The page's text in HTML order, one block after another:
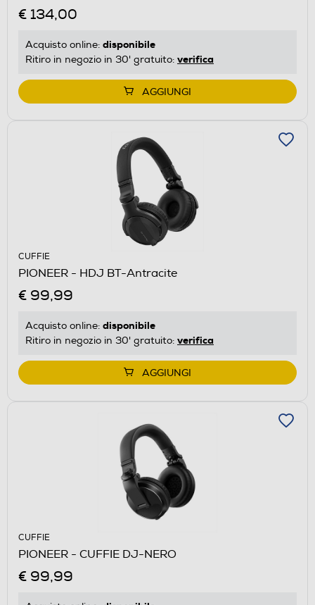
€ 134,00
Acquisto online: disponibile
Ritiro in negozio in 30' gratuito: verifica
AGGIUNGI
CUFFIE
PIONEER - HDJ BT-Antracite
€ 99,99
Acquisto online: disponibile
Ritiro in negozio in 30' gratuito: verifica
AGGIUNGI
CUFFIE
PIONEER - CUFFIE DJ-NERO
€ 99,99